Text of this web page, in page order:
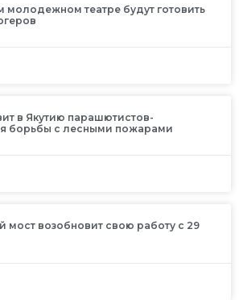
молодежном театре будут готовить
в Якутию парашютистов-
борьбы с лесными пожарами
мост возобновит свою работу с 29